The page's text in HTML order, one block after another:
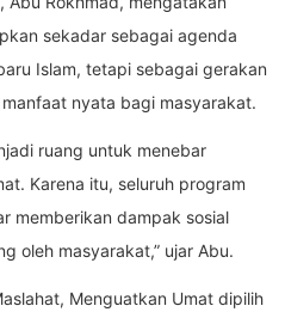
sekadar sebagai agenda
Islam, tetapi sebagai gerakan
nyata bagi masyarakat.
ruang untuk menebar
Karena itu, seluruh program
memberikan dampak sosial
oleh masyarakat,” ujar Abu.
Menguatkan Umat dipilih